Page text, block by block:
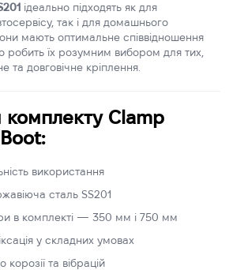
ідеально підходять як для
так і для домашнього
мають оптимальне співвідношення
робить їх розумним вибором для тих,
та довговічне кріплення.
комплекту Clamp
використання
сталь SS201
в комплекті — 350 мм і 750 мм
у складних умовах
корозії та вібрацій